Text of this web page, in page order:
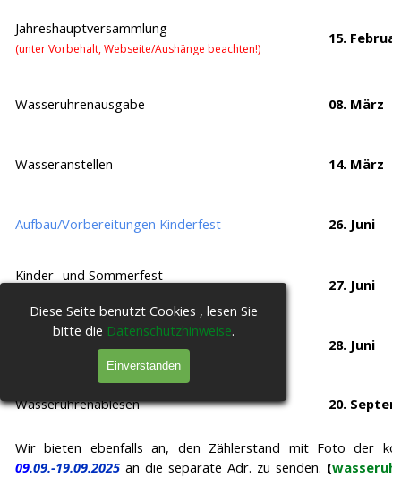
Diese Seite benutzt Cookies , lesen Sie
bitte die Datenschutzhinweise.
Einverstanden
Jahreshauptversammlung
(unter Vorbehalt, Webseite/Aushänge beachten!)
15. Februar
Wasseruhrenausgabe 08. März
Wasseranstellen 14. März
Aufbau/Vorbereitungen Kinderfest 26. Juni
Kinder- und Sommerfest
27. Juni
Abbau aller Dinge vom Kinderfest 28. Juni
Wasseruhrenablesen 20.
Wir bieten ebenfalls an, den Zählerstand mit Foto der
09.09.-19.09.2025 an die separate Adr. zu senden. (